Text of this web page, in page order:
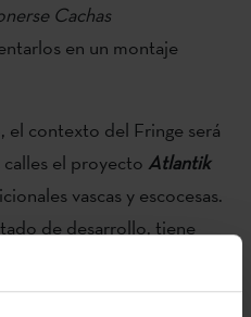
Cachas
en un montaje
el contexto del Fringe será
el proyecto Atlantik
vascas y escocesas.
de desarrollo, tiene
de danza vasco y otro
de tradiciones,